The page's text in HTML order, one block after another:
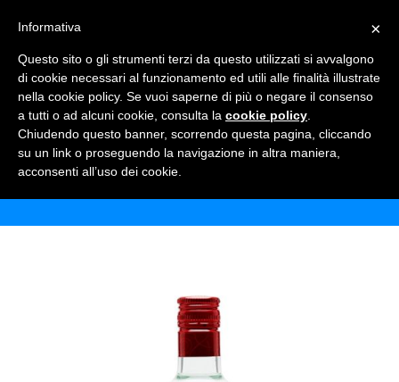
RUM PAMPERO BLANCO
Home Shop Alcolici
×
Informativa
Questo sito o gli strumenti terzi da questo utilizzati si avvalgono
di cookie necessari al funzionamento ed utili alle finalità illustrate
nella cookie policy. Se vuoi saperne di più o negare il consenso
a tutti o ad alcuni cookie, consulta la cookie policy
Chiudendo questo banner, scorrendo questa pagina, cliccando
su un link o proseguendo la navigazione in altra maniera,
acconsenti all’uso dei cookie.